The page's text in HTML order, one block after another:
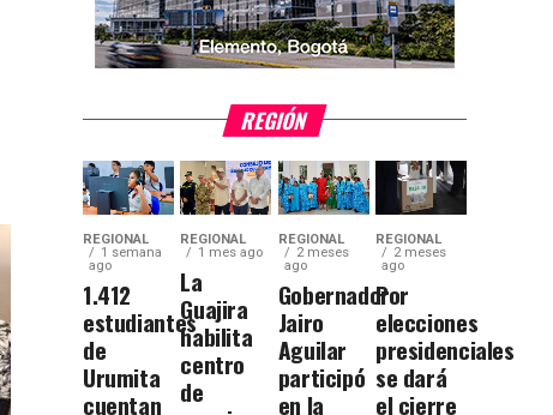
REGIÓN
REGIONAL
1 semana
ago
1.412
estudiantes
de
Urumita
cuentan
REGIONAL
1 mes ago
La
Guajira
habilita
centro
de
REGIONAL
2 meses
ago
Gobernador
Jairo
Aguilar
participó
en la
REGIONAL
2 meses
ago
Por
elecciones
presidenciales
se dará
el cierre